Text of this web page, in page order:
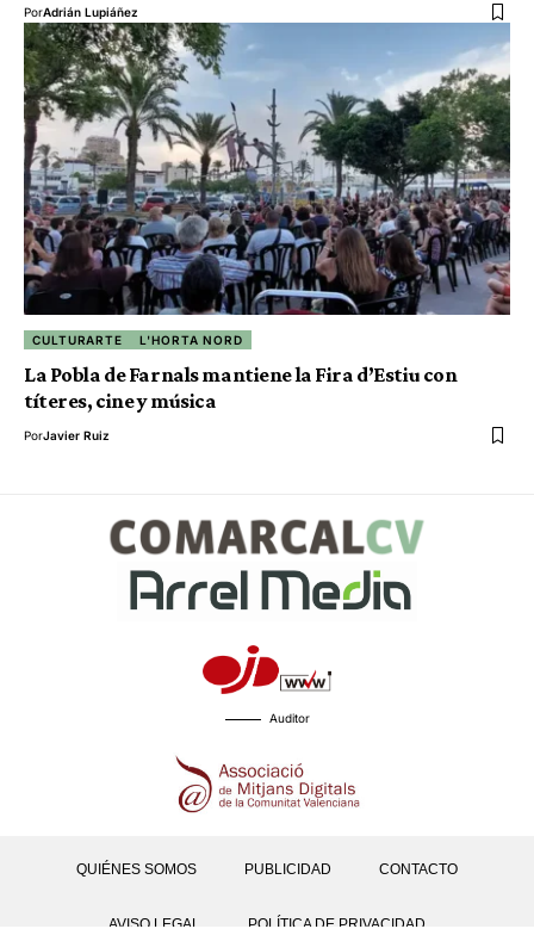
PorAdrián Lupiáñez
CULTURARTE L'HORTA NORD
La Pobla de Farnals mantiene la Fira d’Estiu con
títeres, cine y música
PorJavier Ruiz
Auditor
QUIÉNES SOMOS PUBLICIDAD CONTACTO
AVISO LEGAL POLÍTICA DE PRIVACIDAD